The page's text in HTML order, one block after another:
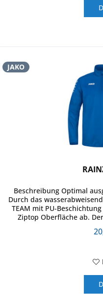
JAKO
Beschreibung Optimal
Durch das
TEAM mit PU-
Ziptop Oberfläche ab.